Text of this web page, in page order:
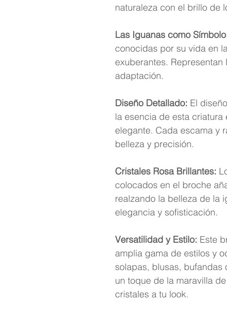
naturaleza con el brillo de
Las Iguanas como
conocidas por su vida en
exuberantes.
adaptación.
Diseño Detallado: El
la esencia de esta
elegante. Cada escama y
belleza y precisión.
Cristales Rosa Brillantes:
colocados en el broche
realzando la belleza de la
elegancia y sofisticación.
Versatilidad y Estilo: Este
amplia gama de estilos y
solapas, blusas, bufandas
un toque de la maravilla
cristales a tu look.